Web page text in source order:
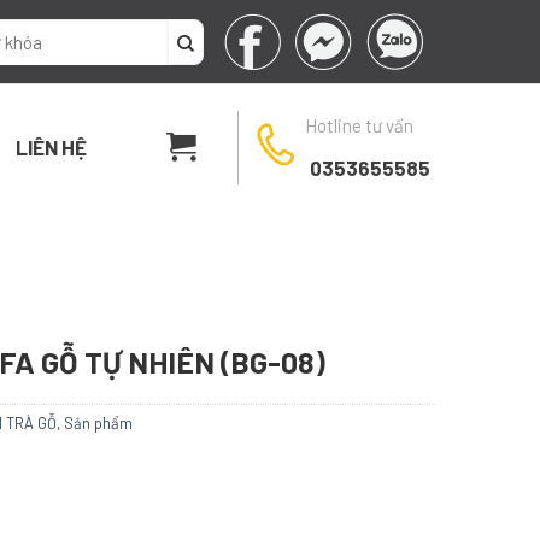
LIÊN HỆ
Hotline tư vấn
0353655585
GỖ TỰ NHIÊN (BG-08)
TRÀ GỖ, Sản phẩm